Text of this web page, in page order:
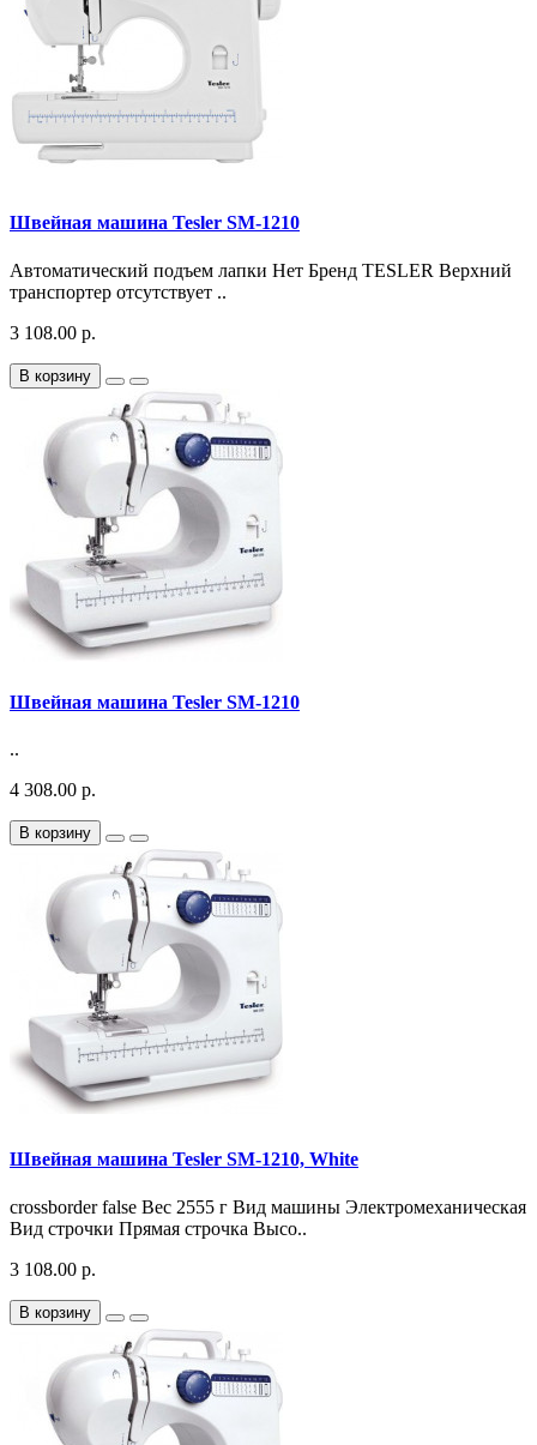
Швейная машина Tesler SM-1210
Автоматический подъем лапки Нет Бренд TESLER Верхний
транспортер отсутствует ..
3 108.00 р.
В корзину
Швейная машина Tesler SM-1210
..
4 308.00 р.
В корзину
Швейная машина Tesler SM-1210, White
crossborder false Вес 2555 г Вид машины Электромеханическая
Вид строчки Прямая строчка Высо..
3 108.00 р.
В корзину